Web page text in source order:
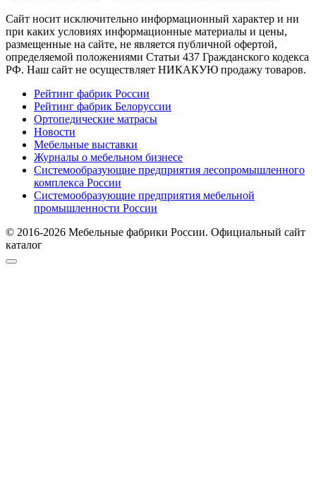
Cайт носит исключительно информационный характер и ни
при каких условиях информационные материалы и цены,
размещенные на сайте, не является публичной офертой,
определяемой положениями Статьи 437 Гражданского кодекса
РФ. Наш сайт не осуществляет НИКАКУЮ продажу товаров.
Рейтинг фабрик России
Рейтинг фабрик Белоруссии
Ортопедические матрасы
Новости
Мебельные выставки
Журналы о мебельном бизнесе
Системообразующие предприятия лесопромышленного
комплекса России
Системообразующие предприятия мебельной
промышленности России
© 2016-2026 Мебельные фабрики России. Официальный сайт
каталог